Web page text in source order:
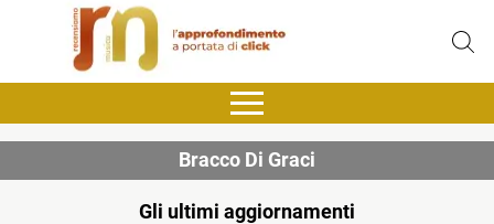
Bracco Di Graci
Gli ultimi aggiornamenti